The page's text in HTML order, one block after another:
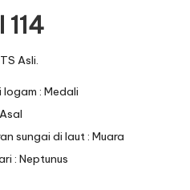
Asli.
: Medali
sungai di laut : Muara
: Neptunus